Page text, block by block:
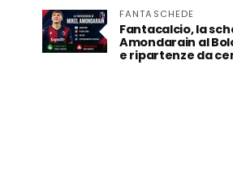
FANTASCHEDE
Fantacalcio, la
Amondarain al
e ripartenze da